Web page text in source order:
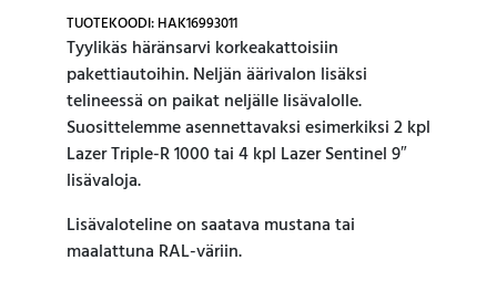
TUOTEKOODI: HAK16993011
Tyylikäs häränsarvi korkeakattoisiin
pakettiautoihin. Neljän äärivalon lisäksi
telineessä on paikat neljälle lisävalolle.
Suosittelemme asennettavaksi esimerkiksi 2 kpl
Lazer Triple-R 1000 tai 4 kpl Lazer Sentinel 9″
lisävaloja.
Lisävaloteline on saatava mustana tai
maalattuna RAL-väriin.